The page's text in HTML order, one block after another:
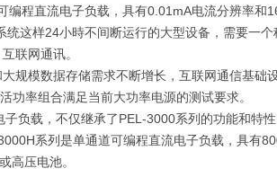
编程直流电子负载，具有0.01mA电流分辨率和
统这样24小時不间断运行的大型设备，需要一
联网通讯。
规模数据存储需求不断增长，互联网通信基础
功率组合满足当前大功率电源的测试要求。
子负载，不仅继承了PEL-3000系列的功能和特
系列是单通道可编程直流电子负载，具有
高压电池。